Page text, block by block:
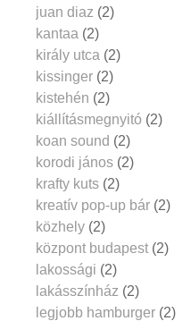
juan diaz (2)
kantaa (2)
király utca (2)
kissinger (2)
kistehén (2)
kiállításmegnyitó (2)
koan sound (2)
korodi jános (2)
krafty kuts (2)
kreatív pop-up bár (2)
közhely (2)
központ budapest (2)
lakossági (2)
lakásszínház (2)
legjobb hamburger (2)